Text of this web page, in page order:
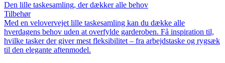
Den lille taskesamling, der dækker alle behov
Tilbehør
Med en velovervejet lille taskesamling kan du dække alle
hverdagens behov uden at overfylde garderoben. Få inspiration til,
hvilke tasker der giver mest fleksibilitet – fra arbejdstaske og rygsæk
til den elegante aftenmodel.